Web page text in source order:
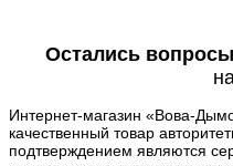
Остались
Интернет-магазин «Вова-
качественный товар
подтверждением являются